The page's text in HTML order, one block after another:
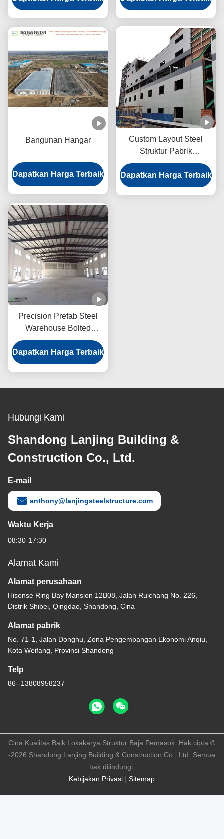
Bangunan Hangar
Dapatkan Harga Terbaik
Custom Layout Steel
Struktur Pabrik
Galvanized Steel Anti
Korosi
Dapatkan Harga Terbaik
Precision Prefab Steel
Warehouse Bolted
Connection Portal Frame
Struktur
Dapatkan Harga Terbaik
Hubungi Kami
Shandong Lanjing Building &
Construction Co., Ltd.
E-mail
anthony@lanjingsteelstructure.com
Waktu Kerja
08:30-17:30
Alamat Kami
Alamat perusahaan
Hisense Ring Bay Mansion 12B08, Jalan Ruichang No. 226,
Distrik Shibei, Qingdao, Shandong, Cina
Alamat pabrik
No. 71-1, Jalan Donghu, Zona Pengembangan Ekonomi Anqiu,
Kota Weifang, Provinsi Shandong
Telp
86--13808958237
Kebijakan Privasi | Sitemap
Cina Kualitas Baik Lokakarya Struktur Baja Pemasok. Hak cipta ©
-2026 Shandong Lanjing Building & Construction Co., Ltd. Semua
hak dilindungi.